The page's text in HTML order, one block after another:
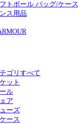
トボール バッグ/ケース
ス用品
ゴリすべて
ット
ル
ア
ーズ
ース